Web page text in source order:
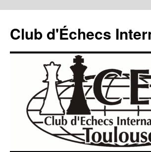
contenu
Club d'Échecs